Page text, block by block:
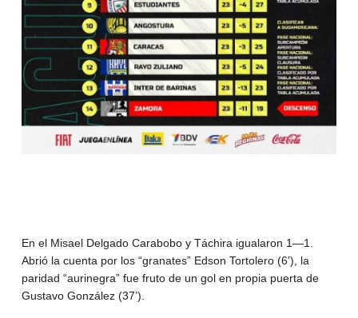
En el Misael Delgado Carabobo y Táchira igualaron 1—1.
Abrió la cuenta por los “granates” Edson Tortolero (6’), la
paridad “aurinegra” fue fruto de un gol en propia puerta de
Gustavo González (37’).